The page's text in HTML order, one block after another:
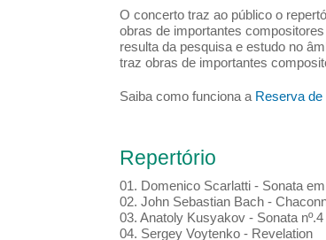
O concerto traz ao público o
obras de importantes
resulta da pesquisa e estudo no
traz obras de importantes
Saiba como funciona a Reserva
Repertório
01. Domenico Scarlatti - Sonata
02. John Sebastian Bach -
03. Anatoly Kusyakov - Sonata nº.4
04. Sergey Voytenko - Revelation